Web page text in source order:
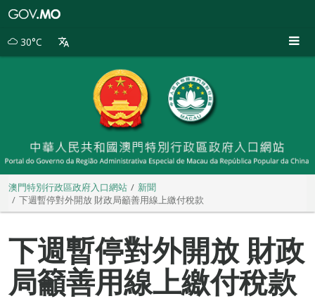
別
30°C
澳門特別行政區政府入口網站
新聞
下週暫停對外開放 財政局籲善用線上繳付稅款
下週暫停對外開放 財政
局籲善用線上繳付稅款